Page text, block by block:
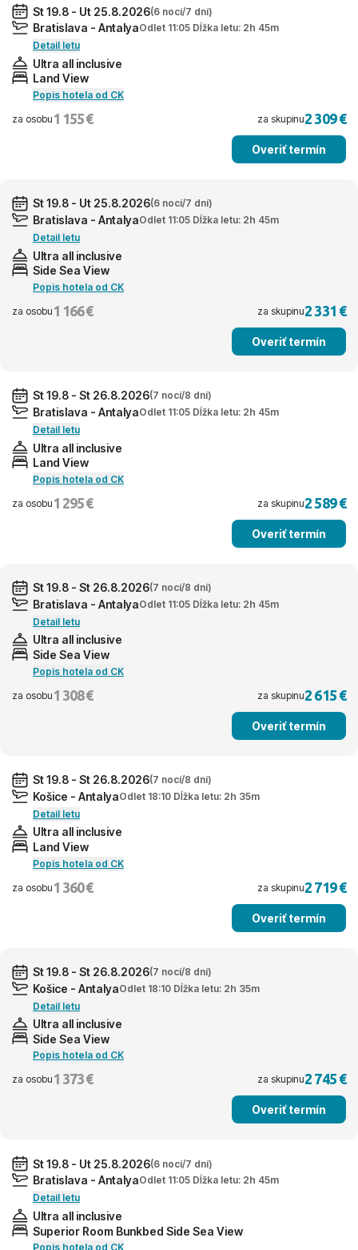
St 19.8 - Ut 25.8.2026(6 nocí/7 dní)
Bratislava - AntalyaOdlet 11:05 Dĺžka letu: 2h 45m
Detail letu
Ultra all inclusive
Land View
Popis hotela od CK
za osobu 1 155 € za skupinu2 309 €
Overiť termín
St 19.8 - Ut 25.8.2026(6 nocí/7 dní)
Bratislava - AntalyaOdlet 11:05 Dĺžka letu: 2h 45m
Detail letu
Ultra all inclusive
Side Sea View
Popis hotela od CK
za osobu 1 166 € za skupinu2 331 €
Overiť termín
St 19.8 - St 26.8.2026(7 nocí/8 dní)
Bratislava - AntalyaOdlet 11:05 Dĺžka letu: 2h 45m
Detail letu
Ultra all inclusive
Land View
Popis hotela od CK
za osobu 1 295 € za skupinu2 589 €
Overiť termín
St 19.8 - St 26.8.2026(7 nocí/8 dní)
Bratislava - AntalyaOdlet 11:05 Dĺžka letu: 2h 45m
Detail letu
Ultra all inclusive
Side Sea View
Popis hotela od CK
za osobu 1 308 € za skupinu2 615 €
Overiť termín
St 19.8 - St 26.8.2026(7 nocí/8 dní)
Košice - AntalyaOdlet 18:10 Dĺžka letu: 2h 35m
Detail letu
Ultra all inclusive
Land View
Popis hotela od CK
za osobu 1 360 € za skupinu2 719 €
Overiť termín
St 19.8 - St 26.8.2026(7 nocí/8 dní)
Košice - AntalyaOdlet 18:10 Dĺžka letu: 2h 35m
Detail letu
Ultra all inclusive
Side Sea View
Popis hotela od CK
za osobu 1 373 € za skupinu2 745 €
Overiť termín
St 19.8 - Ut 25.8.2026(6 nocí/7 dní)
Bratislava - AntalyaOdlet 11:05 Dĺžka letu: 2h 45m
Detail letu
Ultra all inclusive
Superior Room Bunkbed Side Sea View
Popis hotela od CK